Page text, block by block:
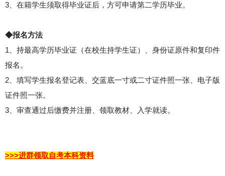
3、在籍学生须取得毕业证后，方可申请第二学历毕业。
◆报名方法
1、持最高学历毕业证（在校生持学生证）、身份证原件和复印件
报名。
2、填写学生报名登记表、交蓝底一寸或二寸证件照一张、电子版
证件照一张。
3、审查通过后缴费并注册、领取教材、入学就读。
>>>进群领取自考本科资料